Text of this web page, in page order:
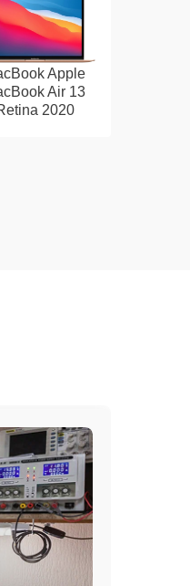
Apple
Air 13
2020